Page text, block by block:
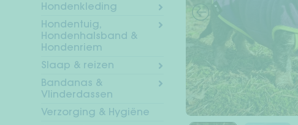
Hondenkleding
Hondentuig,
Hondenhalsband &
Hondenriem
Slaap & reizen
Bandanas &
Vlinderdassen
Verzorging & Hygiëne